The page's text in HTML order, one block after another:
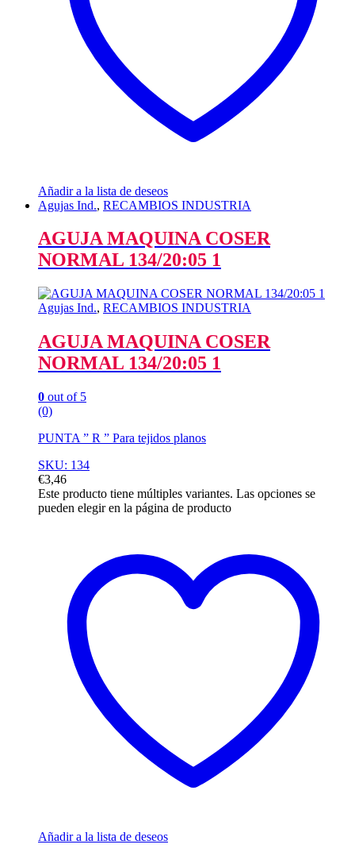
Añadir a la lista de deseos
Agujas Ind., RECAMBIOS INDUSTRIA
AGUJA MAQUINA COSER
NORMAL 134/20:05 1
Agujas Ind., RECAMBIOS INDUSTRIA
AGUJA MAQUINA COSER
NORMAL 134/20:05 1
0 out of 5
(0)
PUNTA ” R ” Para tejidos planos
SKU: 134
€3,46
Este producto tiene múltiples variantes. Las opciones se
pueden elegir en la página de producto
Añadir a la lista de deseos